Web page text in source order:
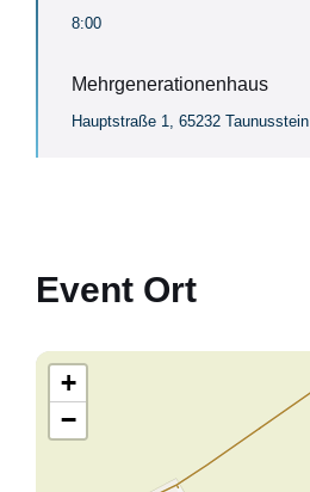
8:00
Mehrgenerationenhaus
Hauptstraße 1, 65232 Taunusstein
Event Ort
+
−